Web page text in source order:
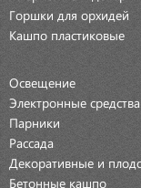
Горшки для орхидей
Кашпо пластиковые
Освещение
Электронные
Парники
Рассада
Декоративные и
Бетонные кашпо